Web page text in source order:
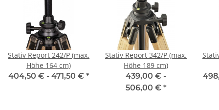
Stativ Report 242/P (max.
Höhe 164 cm)
404,50 € - 471,50 € *
Stativ Report 342/P (max.
Höhe 189 cm)
439,00 € -
506,00 € *